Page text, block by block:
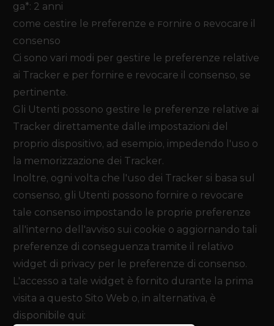
ga*: 2 anni
Come Gestire le Preferenze e Fornire o Revocare il
Consenso
Ci sono vari modi per gestire le preferenze relative
ai Tracker e per fornire e revocare il consenso, se
pertinente.
Gli Utenti possono gestire le preferenze relative ai
Tracker direttamente dalle impostazioni del
proprio dispositivo, ad esempio, impedendo l'uso o
la memorizzazione dei Tracker.
Inoltre, ogni volta che l'uso dei Tracker si basa sul
consenso, gli Utenti possono fornire o revocare
tale consenso impostando le proprie preferenze
all'interno dell'avviso sui cookie o aggiornando tali
preferenze di conseguenza tramite il relativo
widget di privacy per le preferenze di consenso.
L'accesso a tale widget è fornito durante la prima
visita a questo Sito Web o, in alternativa, è
disponibile qui: